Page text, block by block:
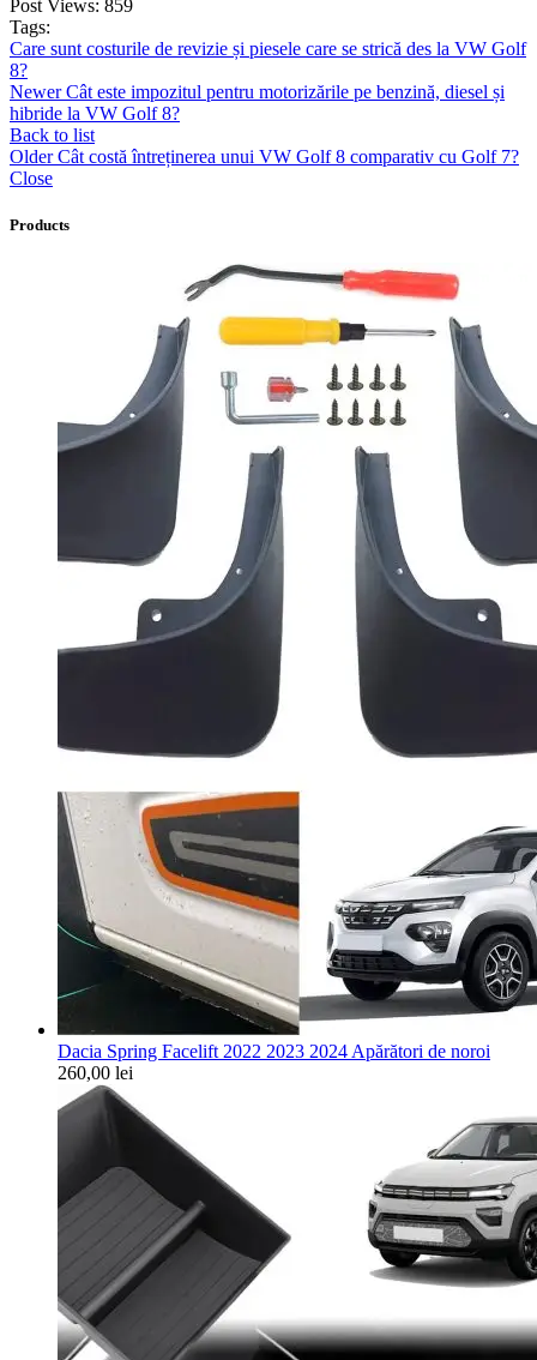
Post Views: 859
Tags:
Care sunt costurile de revizie și piesele care se strică des la VW Golf
8?
Newer Cât este impozitul pentru motorizările pe benzină, diesel și
hibride la VW Golf 8?
Back to list
Older Cât costă întreținerea unui VW Golf 8 comparativ cu Golf 7?
Close
Products
Dacia Spring Facelift 2022 2023 2024 Apărători de noroi
260,00 lei